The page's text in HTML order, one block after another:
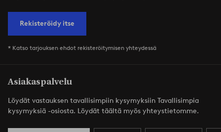
Rekisteröidy itse
* Katso tarjouksen ehdot rekisteröitymisen yhteydessä
Asiakaspalvelu
Löydät vastauksen tavallisimpiin kysymyksiin Tavallisimpia
kysymyksiä -osiosta. Löydät täältä myös yhteystietomme.